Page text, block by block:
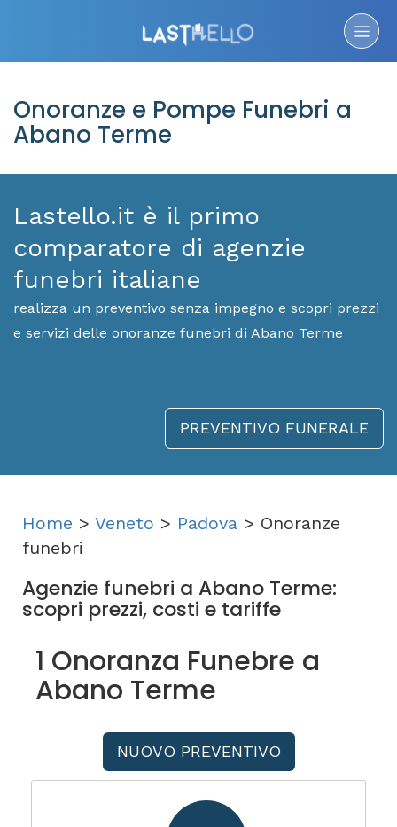
Onoranze e Pompe Funebri a
Abano Terme
Lastello.it è il primo
comparatore di agenzie
funebri italiane
realizza un preventivo senza impegno e scopri prezzi
e servizi delle onoranze funebri di Abano Terme
PREVENTIVO FUNERALE
Home > Veneto > Padova > Onoranze
funebri
Agenzie funebri a Abano Terme:
scopri prezzi, costi e tariffe
1 Onoranza Funebre a
Abano Terme
NUOVO PREVENTIVO